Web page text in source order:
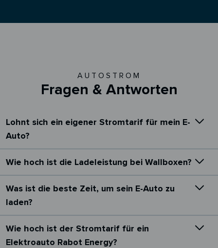
AUTOSTROM
Fragen & Antworten
Lohnt sich ein eigener Stromtarif für mein E-
Auto?
Wie hoch ist die Ladeleistung bei Wallboxen?
Was ist die beste Zeit, um sein E-Auto zu
laden?
Wie hoch ist der Stromtarif für ein
Elektroauto Rabot Energy?